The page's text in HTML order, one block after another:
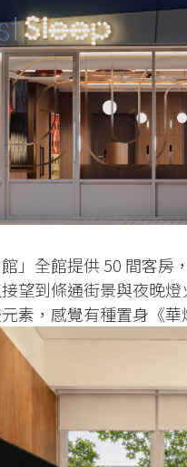
」全館提供 50 間客房
望到條通街景與夜晚
素，感覺有種置身《